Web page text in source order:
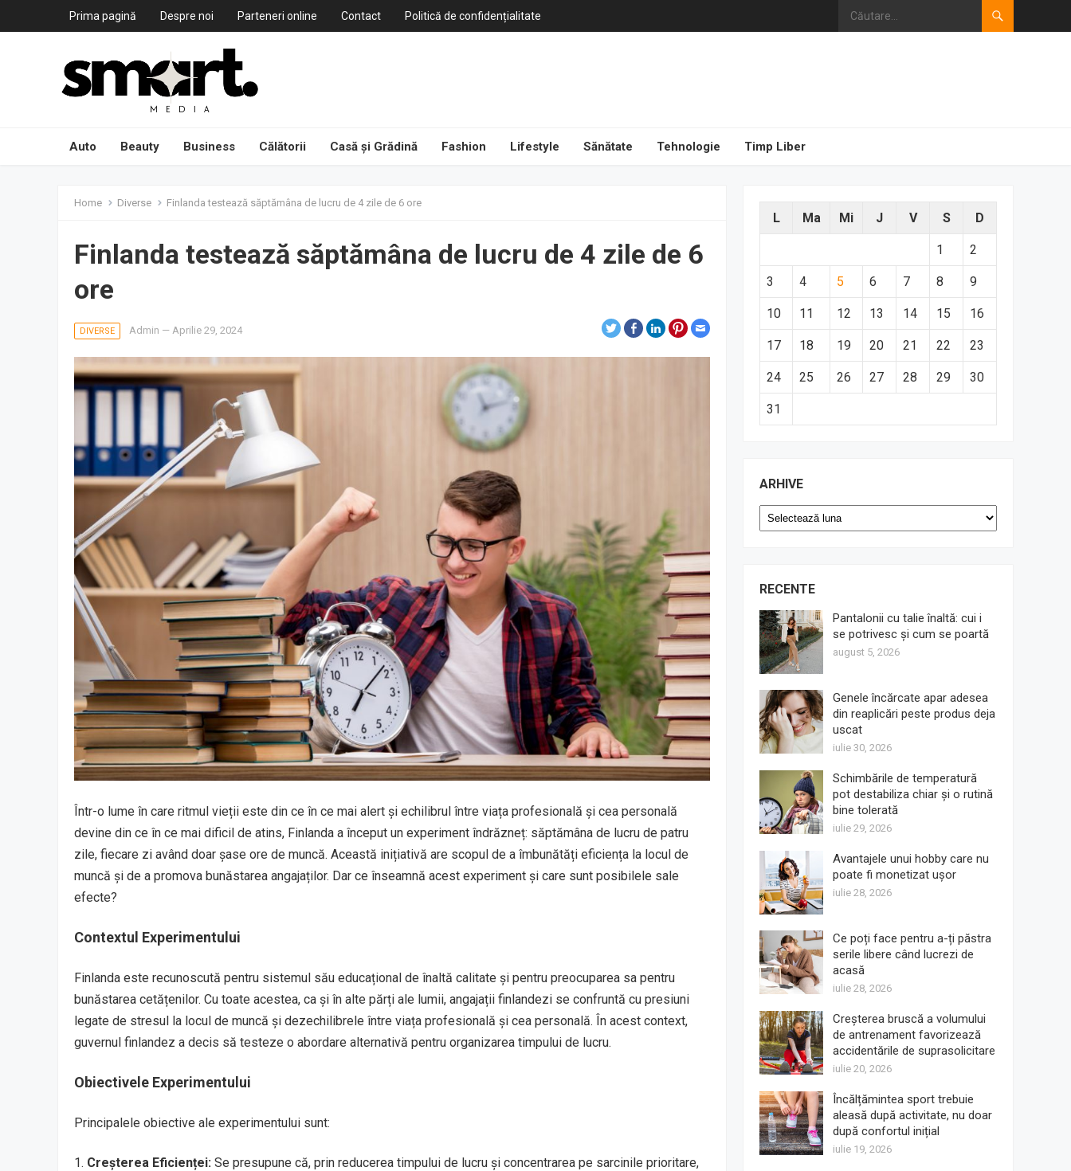
Prima pagină Despre noi Parteneri online Contact Politică de confidențialitate
Auto Beauty Business Călătorii Casă și Grădină Fashion Lifestyle Sănătate Tehnologie Timp Liber
Home Diverse Finlanda testează săptămâna de lucru de 4 zile de 6 ore
Finlanda testează săptămâna de lucru de 4 zile de 6
ore
DIVERSE Admin — Aprilie 29, 2024
Într-o lume în care ritmul vieții este din ce în ce mai alert și echilibrul între viața profesională și cea personală
devine din ce în ce mai dificil de atins, Finlanda a început un experiment îndrăzneț: săptămâna de lucru de patru
zile, fiecare zi având doar șase ore de muncă. Această inițiativă are scopul de a îmbunătăți eficiența la locul de
muncă și de a promova bunăstarea angajaților. Dar ce înseamnă acest experiment și care sunt posibilele sale
efecte?
Contextul Experimentului
Finlanda este recunoscută pentru sistemul său educațional de înaltă calitate și pentru preocuparea sa pentru
bunăstarea cetățenilor. Cu toate acestea, ca și în alte părți ale lumii, angajații finlandezi se confruntă cu presiuni
legate de stresul la locul de muncă și dezechilibrele între viața profesională și cea personală. În acest context,
guvernul finlandez a decis să testeze o abordare alternativă pentru organizarea timpului de lucru.
Obiectivele Experimentului
Principalele obiective ale experimentului sunt:
Creșterea Eficienței: Se presupune că, prin reducerea timpului de lucru și concentrarea pe sarcinile prioritare,
L Ma Mi J V S D
1 2
3 4 5 6 7 8 9
10 11 12 13 14 15 16
17 18 19 20 21 22 23
24 25 26 27 28 29 30
31
ARHIVE
Arhive
RECENTE
Pantalonii cu talie înaltă: cui i
se potrivesc și cum se poartă
august 5, 2026
Genele încărcate apar adesea
din reaplicări peste produs deja
uscat
iulie 30, 2026
Schimbările de temperatură
pot destabiliza chiar și o rutină
bine tolerată
iulie 29, 2026
Avantajele unui hobby care nu
poate fi monetizat ușor
iulie 28, 2026
Ce poți face pentru a-ți păstra
serile libere când lucrezi de
acasă
iulie 28, 2026
Creșterea bruscă a volumului
de antrenament favorizează
accidentările de suprasolicitare
iulie 20, 2026
Încălțămintea sport trebuie
aleasă după activitate, nu doar
după confortul inițial
iulie 19, 2026